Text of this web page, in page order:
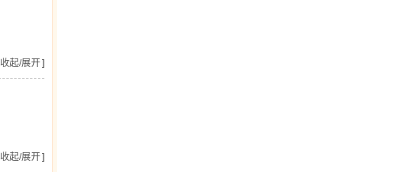
收起/展开]
收起/展开]